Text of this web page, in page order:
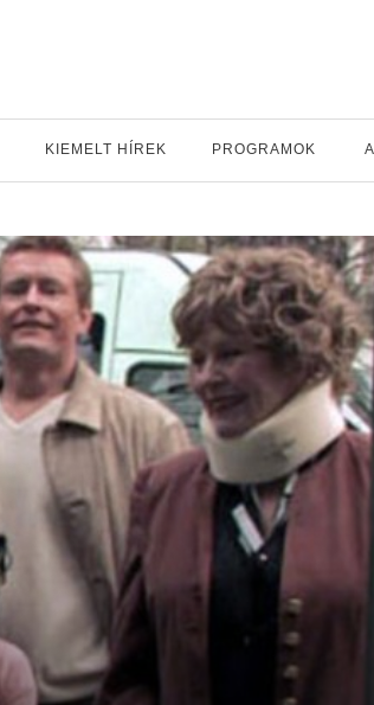
KIEMELT HÍREK PROGRAMOK